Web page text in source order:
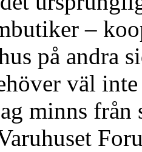
–
på andra
väl
minns från